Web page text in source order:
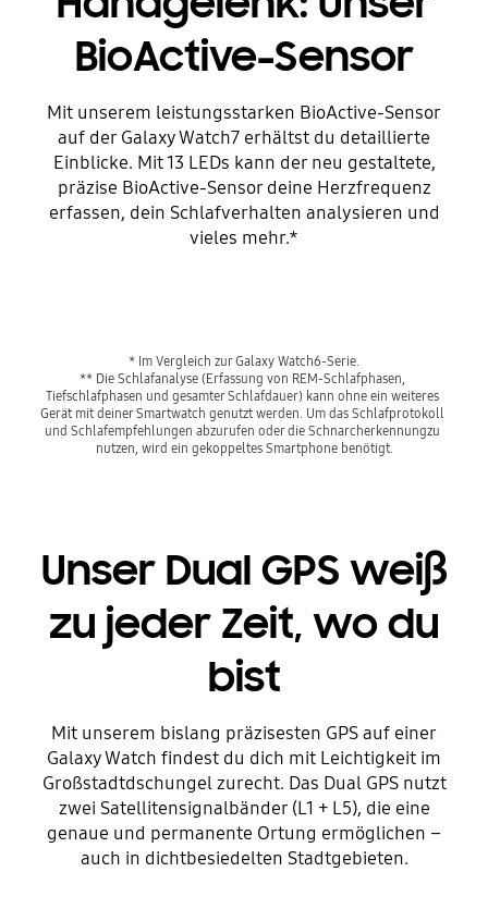
BioActive-Sensor
Mit unserem leistungsstarken BioActive-Sensor
auf der Galaxy Watch7 erhältst du detaillierte
Einblicke. Mit 13 LEDs kann der neu gestaltete,
präzise BioActive-Sensor deine Herzfrequenz
erfassen, dein Schlafverhalten analysieren und
vieles mehr.*
* Im Vergleich zur Galaxy Watch6-Serie.
** Die Schlafanalyse (Erfassung von REM-Schlafphasen,
Tiefschlafphasen und gesamter Schlafdauer) kann ohne ein weiteres
Gerät mit deiner Smartwatch genutzt werden. Um das Schlafprotokoll
und Schlafempfehlungen abzurufen oder die Schnarcherkennungzu
nutzen, wird ein gekoppeltes Smartphone benötigt.
Unser Dual GPS weiß
zu jeder Zeit, wo du
bist
Mit unserem bislang präzisesten GPS auf einer
Galaxy Watch findest du dich mit Leichtigkeit im
Großstadtdschungel zurecht. Das Dual GPS nutzt
zwei Satellitensignalbänder (L1 + L5), die eine
genaue und permanente Ortung ermöglichen –
auch in dichtbesiedelten Stadtgebieten.